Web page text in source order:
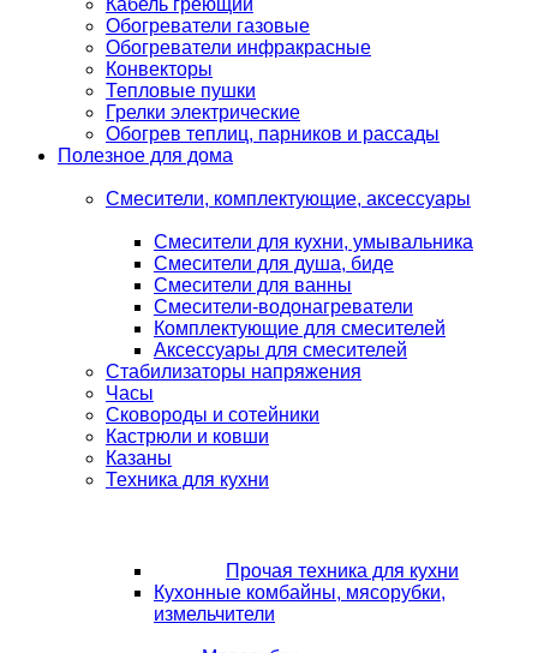
Кабель греющий
Обогреватели газовые
Обогреватели инфракрасные
Конвекторы
Тепловые пушки
Грелки электрические
Обогрев теплиц, парников и рассады
Полезное для дома
Смесители, комплектующие, аксессуары
Смесители для кухни, умывальника
Смесители для душа, биде
Смесители для ванны
Смесители-водонагреватели
Комплектующие для смесителей
Аксессуары для смесителей
Стабилизаторы напряжения
Часы
Сковороды и сотейники
Кастрюли и ковши
Казаны
Техника для кухни
Прочая техника для кухни
Кухонные комбайны, мясорубки,
измельчители